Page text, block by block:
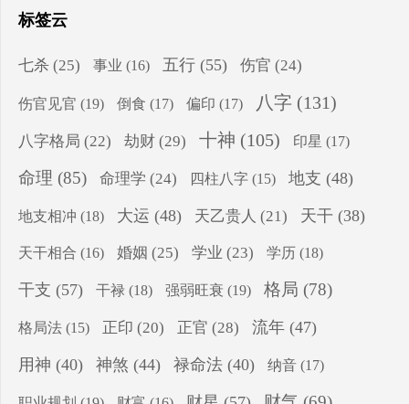
标签云
七杀 (25) 事业 (16) 五行 (55) 伤官 (24)
伤官见官 (19) 倒食 (17) 偏印 (17) 八字 (131)
八字格局 (22) 劫财 (29) 十神 (105) 印星 (17)
命理 (85) 命理学 (24) 四柱八字 (15) 地支 (48)
地支相冲 (18) 大运 (48) 天乙贵人 (21) 天干 (38)
天干相合 (16) 婚姻 (25) 学业 (23) 学历 (18)
干支 (57) 干禄 (18) 强弱旺衰 (19) 格局 (78)
格局法 (15) 正印 (20) 正官 (28) 流年 (47)
用神 (40) 神煞 (44) 禄命法 (40) 纳音 (17)